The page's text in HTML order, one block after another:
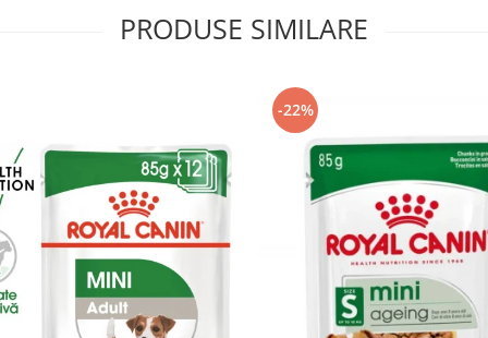
PRODUSE SIMILARE
-22%